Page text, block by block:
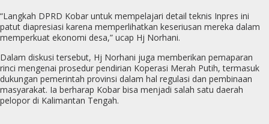
“Langkah DPRD Kobar untuk mempelajari detail teknis Inpres ini
patut diapresiasi karena memperlihatkan keseriusan mereka dalam
memperkuat ekonomi desa,” ucap Hj Norhani.
Dalam diskusi tersebut, Hj Norhani juga memberikan pemaparan
rinci mengenai prosedur pendirian Koperasi Merah Putih, termasuk
dukungan pemerintah provinsi dalam hal regulasi dan pembinaan
masyarakat. Ia berharap Kobar bisa menjadi salah satu daerah
pelopor di Kalimantan Tengah.